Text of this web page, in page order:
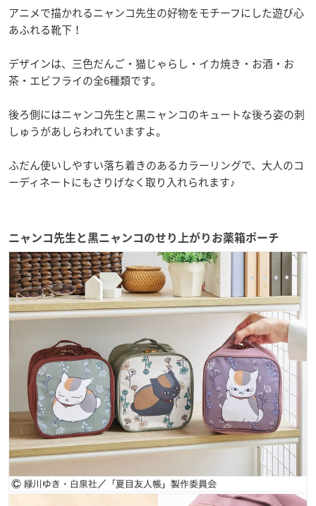
アニメで描かれるニャンコ先生の好物をモチーフにした遊び心
あふれる靴下！
デザインは、三色だんご・猫じゃらし・イカ焼き・お酒・お
茶・エビフライの全6種類です。
後ろ側にはニャンコ先生と黒ニャンコのキュートな後ろ姿の刺
しゅうがあしらわれていますよ。
ふだん使いしやすい落ち着きのあるカラーリングで、大人のコ
ーディネートにもさりげなく取り入れられます♪
ニャンコ先生と黒ニャンコのせり上がりお薬箱ポーチ